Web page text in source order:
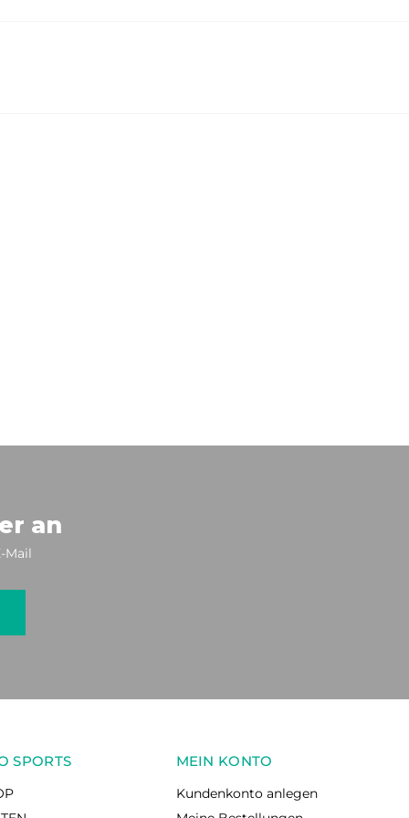
an
Mail
SPORTS MEIN KONTO
Kundenkonto anlegen